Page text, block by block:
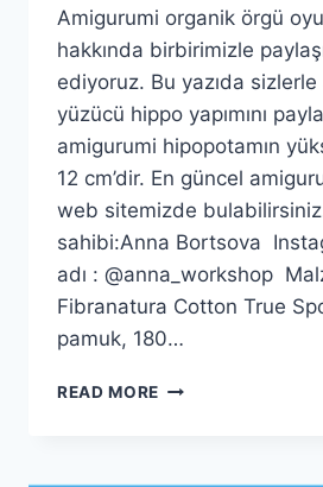
Amigurumi organik örgü
hakkında birbirimizle
ediyoruz. Bu yazıda
yüzücü hippo yapımını
amigurumi hipopotamın
12 cm’dir. En güncel
web sitemizde
sahibi:Anna Bortsova
adı : @anna_workshop
Fibranatura Cotton True
pamuk, 180…
READ MORE AMIGURUMI